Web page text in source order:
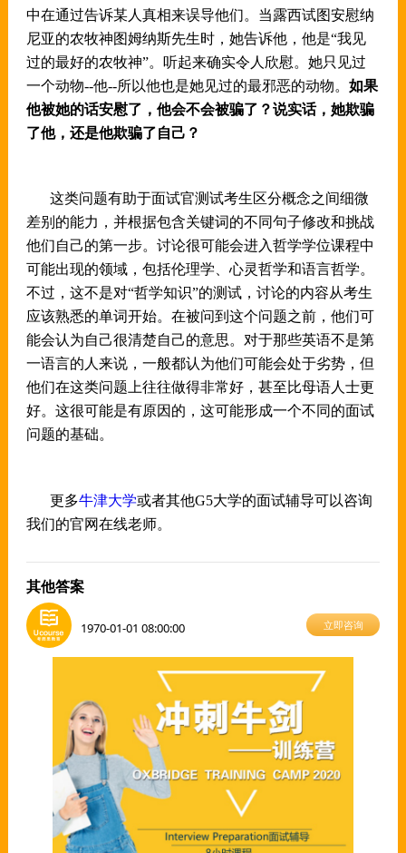
中在通过告诉某人真相来误导他们。当露西试图安慰纳
尼亚的农牧神图姆纳斯先生时，她告诉他，他是“我见
过的最好的农牧神”。听起来确实令人欣慰。她只见过
一个动物--他--所以他也是她见过的最邪恶的动物。 如果
他被她的话安慰了，他会不会被骗了？说实话，她欺骗
了他，还是他欺骗了自己？
这类问题有助于面试官测试考生区分概念之间细微
差别的能力，并根据包含关键词的不同句子修改和挑战
他们自己的第一步。讨论很可能会进入哲学学位课程中
可能出现的领域，包括伦理学、心灵哲学和语言哲学。
不过，这不是对“哲学知识”的测试，讨论的内容从考生
应该熟悉的单词开始。在被问到这个问题之前，他们可
能会认为自己很清楚自己的意思。对于那些英语不是第
一语言的人来说， 一般都认为他们可能会处于劣势，但
他们在这类问题上往往做得非常好，甚至比母语人士更
好。这很可能是有原因的，这可能形成一个不同的面试
问题的基础。
更多牛津大学或者其他G5大学的面试辅导可以咨询
我们的官网在线老师。
其他答案
1970-01-01 08:00:00 立即咨询